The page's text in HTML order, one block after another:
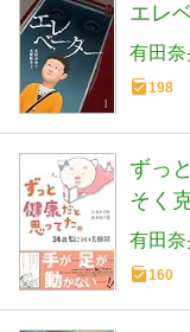
エレ
有田奈
198
ずっ
そく
有田奈
160